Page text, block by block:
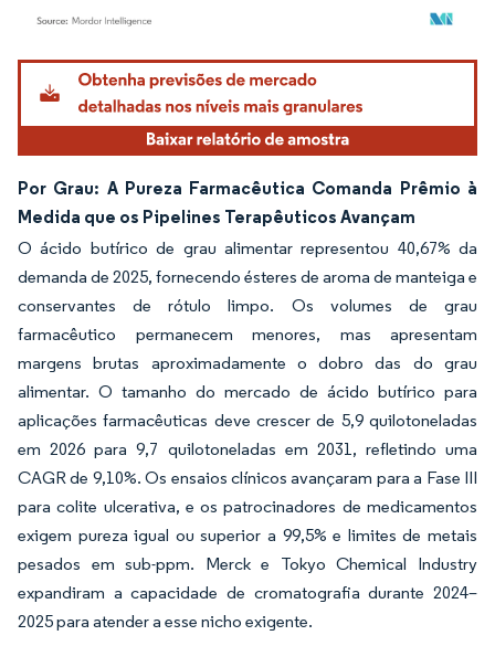
Imagem © Mordor Intelligence. O reuso requer atribuição conforme CC BY 4.0.
Por Grau: A Pureza Farmacêutica Comanda Prêmio à
Medida que os Pipelines Terapêuticos Avançam
O ácido butírico de grau alimentar representou 40,67% da
demanda de 2025, fornecendo ésteres de aroma de manteiga e
conservantes de rótulo limpo. Os volumes de grau
farmacêutico permanecem menores, mas apresentam
margens brutas aproximadamente o dobro das do grau
alimentar. O tamanho do mercado de ácido butírico para
aplicações farmacêuticas deve crescer de 5,9 quilotoneladas
em 2026 para 9,7 quilotoneladas em 2031, refletindo uma
CAGR de 9,10%. Os ensaios clínicos avançaram para a Fase III
para colite ulcerativa, e os patrocinadores de medicamentos
exigem pureza igual ou superior a 99,5% e limites de metais
pesados em sub-ppm. Merck e Tokyo Chemical Industry
expandiram a capacidade de cromatografia durante 2024–
2025 para atender a esse nicho exigente.